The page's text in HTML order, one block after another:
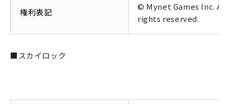
権利表記
© Mynet Games Inc. All
rights reserved.
■スカイロック